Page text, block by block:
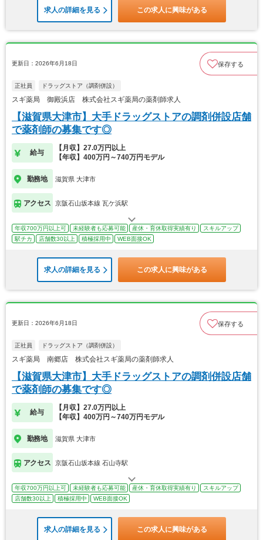
求人の詳細を見る この求人に興味がある
更新日：2026年6月18日 保存する
正社員 ドラッグストア（調剤併設）
スギ薬局 御殿浜店 株式会社スギ薬局の薬剤師求人
【滋賀県大津市】大手ドラッグストアの調剤併設店舗
で薬剤師の募集です◎
給与
【月収】27.0万円以上
【年収】400万円～740万円モデル
勤務地 滋賀県 大津市
アクセス 京阪石山坂本線 瓦ケ浜駅
年収700万円以上可 未経験者も応募可能 産休・育休取得実績有り
スキルアップ
駅チカ
店舗数30以上 積極採用中 WEB面接OK
求人の詳細を見る この求人に興味がある
更新日：2026年6月18日 保存する
正社員 ドラッグストア（調剤併設）
スギ薬局 南郷店 株式会社スギ薬局の薬剤師求人
【滋賀県大津市】大手ドラッグストアの調剤併設店舗
で薬剤師の募集です◎
給与
【月収】27.0万円以上
【年収】400万円～740万円モデル
勤務地 滋賀県 大津市
アクセス 京阪石山坂本線 石山寺駅
年収700万円以上可 未経験者も応募可能 産休・育休取得実績有り
スキルアップ
店舗数30以上
積極採用中 WEB面接OK
求人の詳細を見る この求人に興味がある